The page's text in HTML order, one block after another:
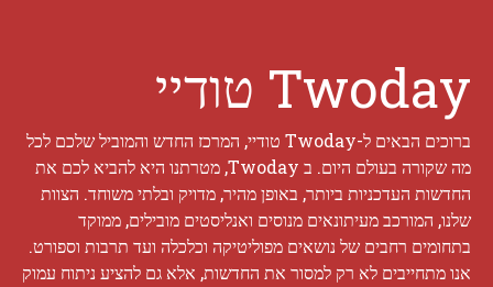
Twoday טודיי
ברוכים הבאים ל-Twoday טודיי, המרכז החדש והמוביל שלכם לכל
מה שקורה בעולם היום. ב Twoday, מטרתנו היא להביא לכם את
החדשות העדכניות ביותר, באופן מהיר, מדויק ובלתי משוחד. הצוות
שלנו, המורכב מעיתונאים מנוסים ואנליסטים מובילים, ממוקד
בתחומים רחבים של נושאים מפוליטיקה וכלכלה ועד תרבות וספורט.
אנו מתחייבים לא רק למסור את החדשות, אלא גם להציע ניתוח עמוק